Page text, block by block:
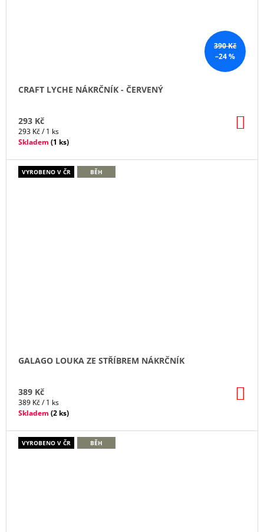
390 Kč
–24 %
CRAFT LYCHE NÁKRČNÍK - ČERVENÝ
293 Kč
Měrná
cena:
293 Kč / 1 ks
Skladem (1 ks)
VYROBENO V ČR BĚH
GALAGO LOUKA ZE STŘÍBREM NÁKRČNÍK
389 Kč
Měrná
cena:
389 Kč / 1 ks
Skladem (2 ks)
VYROBENO V ČR BĚH